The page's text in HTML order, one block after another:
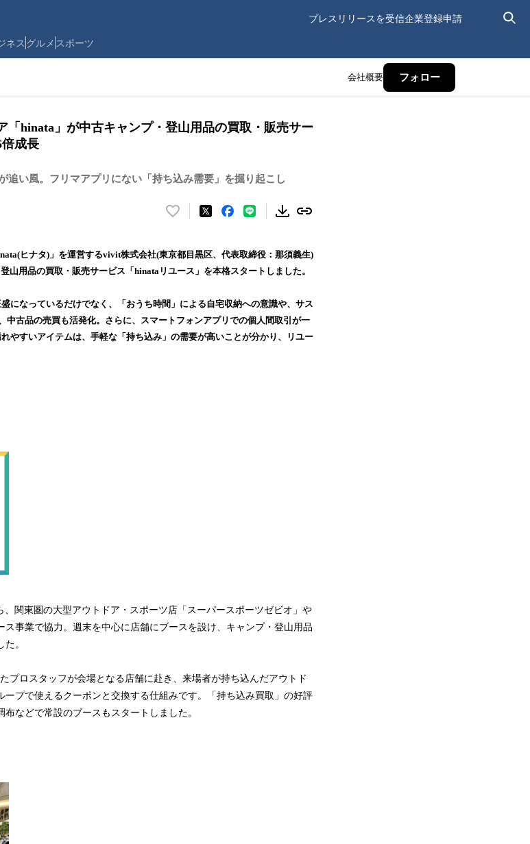
プレスリリースを受信企業登録申請
ネス グルメ スポーツ
会社概要 フォロー
「hinata」が中古キャンプ・登山用品の買取・販売サー
成長
追い風。フリマアプリにない「持ち込み需要」を掘り起こし
い
！
数
読
み
込
ヒナタ)」を運営するvivit株式会社(東京都目黒区、代表取締役：那須義生)
山用品の買取・販売サービス「hinataリユース」を本格スタートしました。
になっているだけでなく、「おうち時間」による自宅収納への意識や、サス
中古品の売買も活発化。さらに、スマートフォンアプリでの個人間取引が一
やすいアイテムは、手軽な「持ち込み」の需要が高いことが分かり、リユー
、関東圏の大型アウトドア・スポーツ店「スーパースポーツゼビオ」や
事業で協力。週末を中心に店舗にブースを設け、キャンプ・登山用品
。
プロスタッフが会場となる店舗に赴き、来場者が持ち込んだアウトド
プで使えるクーポンと交換する仕組みです。「持ち込み買取」の好評
などで常設のブースもスタートしました。